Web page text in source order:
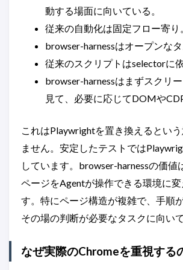
動する場面に向いている。
従来の自動化は固定フロー寄り
browser-harnessはオープンなタ
従来のスクリプトはselectorに
browser-harnessはまずスクリ
見て、必要に応じてDOMや
これはPlaywrightを置き換えるとい
ません。安定したテストでは
しています。browser-harnessの価値
ページをAgentが操作できる環境に変
す。特にページ構造が複雑で、手順
その場の判断が必要なタスクに向いて
なぜ実際のChromeを重視する